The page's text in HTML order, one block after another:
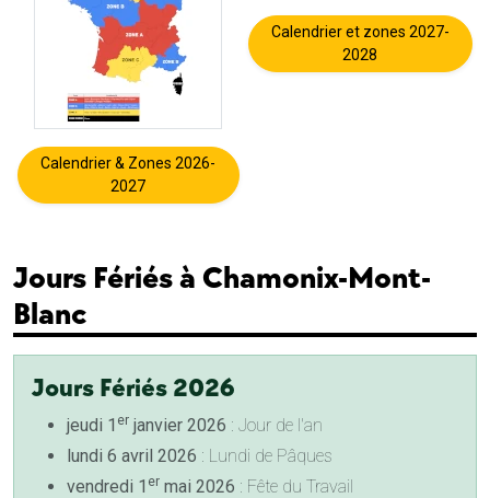
Calendrier & Zones 2026-
2027
Calendrier et zones 2027-
2028
Jours Fériés à Chamonix-Mont-
Blanc
Jours Fériés 2026
jeudi 1 er janvier 2026 : Jour de l'an
lundi 6 avril 2026 : Lundi de Pâques
vendredi 1 er mai 2026 : Fête du Travail